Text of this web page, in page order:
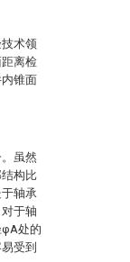
术领
离检
锥面
虽然
构比
轴承
于轴
处的
受到